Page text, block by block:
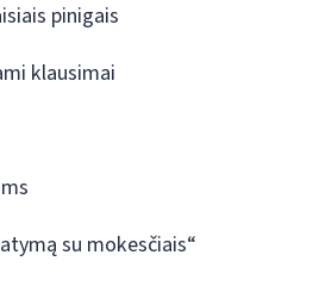
pinigais
klausimai
su mokesčiais“